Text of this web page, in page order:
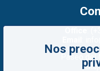
Paseo del
Nos